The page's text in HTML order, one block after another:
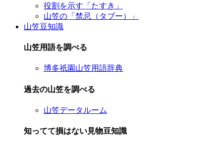
役割を示す「たすき」
山笠の「禁忌（タブー）」
山笠豆知識
山笠用語を調べる
博多祇園山笠用語辞典
過去の山笠を調べる
山笠データルーム
知ってて損はない見物豆知識